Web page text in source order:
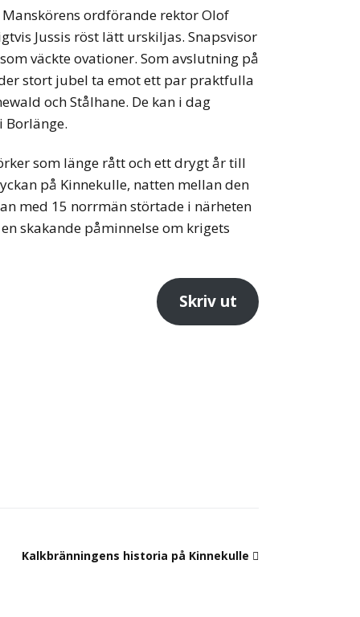
ordförande rektor Olof
Jussis röst lätt urskiljas. Snapsvisor
väckte ovationer. Som avslutning på
stort jubel ta emot ett par praktfulla
och Stålhane. De kan i dag
Borlänge.
som länge rått och ett drygt år till
på Kinnekulle, natten mellan den
med 15 norrmän störtade i närheten
skakande påminnelse om krigets
Skriv ut
Kalkbränningens historia på Kinnekulle